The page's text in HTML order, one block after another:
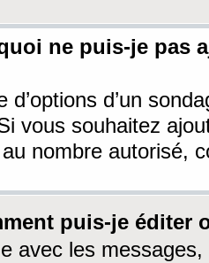
ne puis-je pas
d’options d’un
vous souhaitez
nombre autorisé,
puis-je éditer
avec les